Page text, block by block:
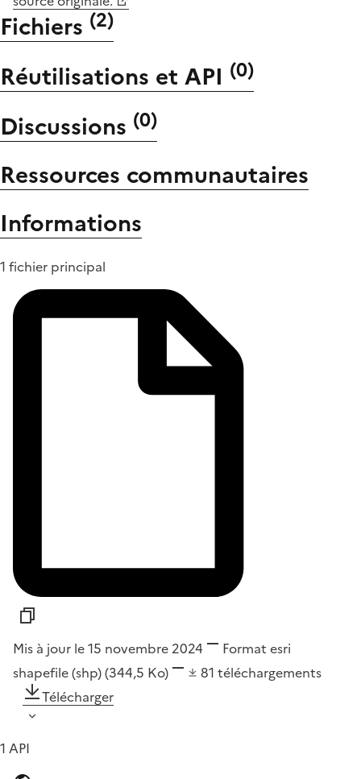
Fichiers (2)
Réutilisations et API (0)
Discussions (0)
Ressources communautaires
Informations
1 fichier principal
Mis à jour le 15 novembre 2024 Format esri
shapefile (shp)(344,5 Ko) 81 téléchargements
Télécharger
1 API